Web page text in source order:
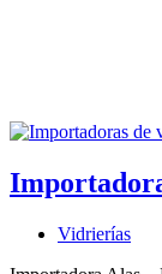
Vidrierías